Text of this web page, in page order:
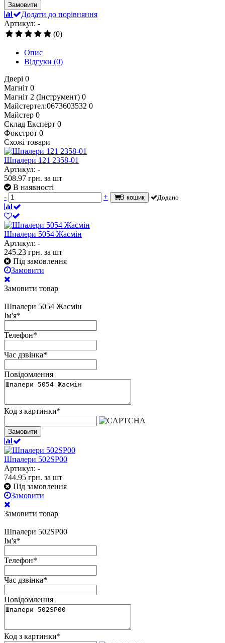
Замовити
Додати до порівняння
Артикул: -
(0)
Опис
Відгуки (0)
Двері 0
Магніт 0
Магніт 2 (Інструмент) 0
Майстертел:0673603532 0
Майстер 0
Склад Експерт 0
Фокстрот 0
Схожі товари
Шпалери 121 2358-01
Артикул: -
508.97 грн. за шт
В наявності
-
+ В кошик Додано
Шпалери 5054 Жасмін
Артикул: -
245.23 грн. за шт
Під замовлення
Замовити
Замовити товар
Шпалери 5054 Жасмін
Ім'я*
Телефон*
Час дзвінка*
Повідомлення
Код з картинки*
Замовити
Шпалери 502SP00
Артикул: -
744.95 грн. за шт
Під замовлення
Замовити
Замовити товар
Шпалери 502SP00
Ім'я*
Телефон*
Час дзвінка*
Повідомлення
Код з картинки*